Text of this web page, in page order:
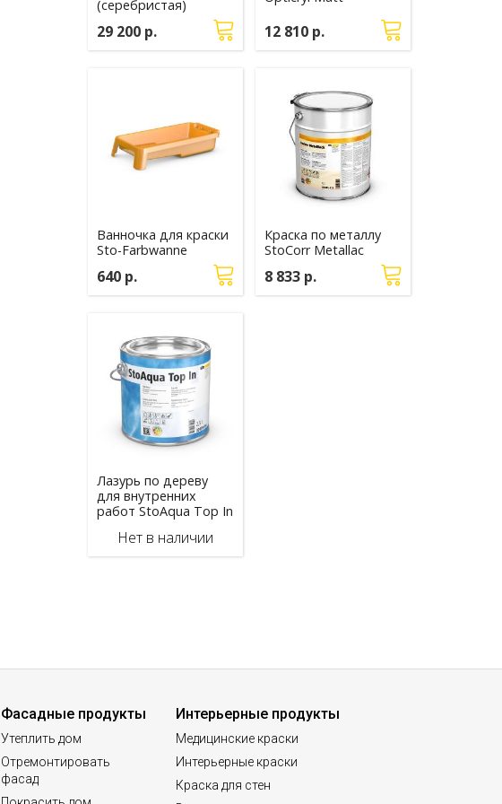
(серебристая)
29 200 р. 12 810 р.
Ванночка для краски
Sto-Farbwanne
640 р.
Краска по металлу
StoCorr Metallac
8 833 р.
Лазурь по дереву
для внутренних
работ StoAqua Top In
Нет в наличии
Фасадные продукты
Утеплить дом
Отремонтировать
фасад
Интерьерные продукты
Медицинские краски
Интерьерные краски
Краска для стен